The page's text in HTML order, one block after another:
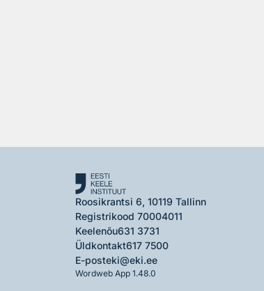
Roosikrantsi 6, 10119 Tallinn
Registrikood 70004011
Keelenõu631 3731
Üldkontakt617 7500
E-posteki@eki.ee
Wordweb App 1.48.0